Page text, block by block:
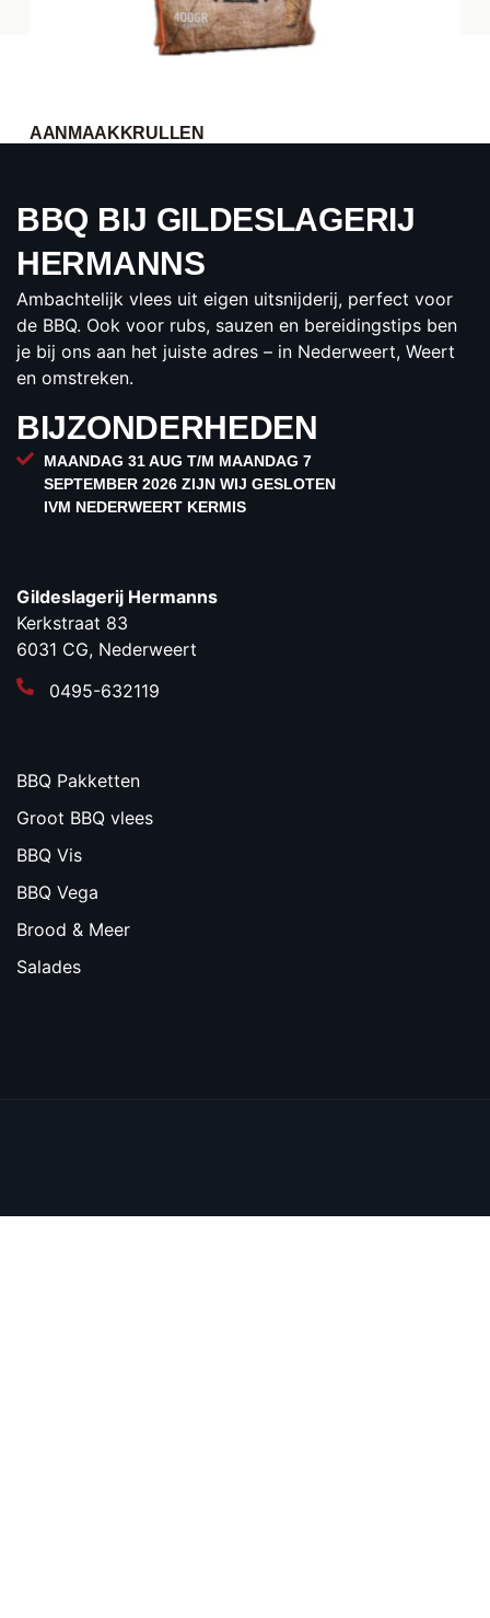
AANMAAKKRULLEN
BESTELLEN
BBQ BIJ GILDESLAGERIJ
HERMANNS
Ambachtelijk vlees uit eigen uitsnijderij, perfect voor
de BBQ. Ook voor rubs, sauzen en bereidingstips ben
je bij ons aan het juiste adres – in Nederweert, Weert
en omstreken.
BIJZONDERHEDEN
MAANDAG 31 AUG T/M MAANDAG 7
SEPTEMBER 2026 ZIJN WIJ GESLOTEN
IVM NEDERWEERT KERMIS
Gildeslagerij Hermanns
Kerkstraat 83
6031 CG, Nederweert
0495-632119
BBQ Pakketten
Groot BBQ vlees
BBQ Vis
BBQ Vega
Brood & Meer
Salades